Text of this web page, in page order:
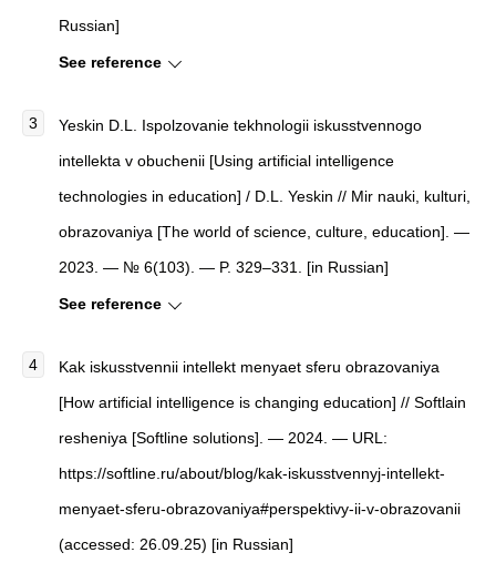
Russian]
See reference
Yeskin D.L. Ispolzovanie tekhnologii iskusstvennogo
intellekta v obuchenii [Using artificial intelligence
technologies in education] / D.L. Yeskin // Mir nauki, kulturi,
obrazovaniya [The world of science, culture, education]. —
2023. — № 6(103). — P. 329–331. [in Russian]
See reference
Kak iskusstvennii intellekt menyaet sferu obrazovaniya
[How artificial intelligence is changing education] // Softlain
resheniya [Softline solutions]. — 2024. — URL:
https://softline.ru/about/blog/kak-iskusstvennyj-intellekt-
menyaet-sferu-obrazovaniya#perspektivy-ii-v-obrazovanii
(accessed: 26.09.25) [in Russian]